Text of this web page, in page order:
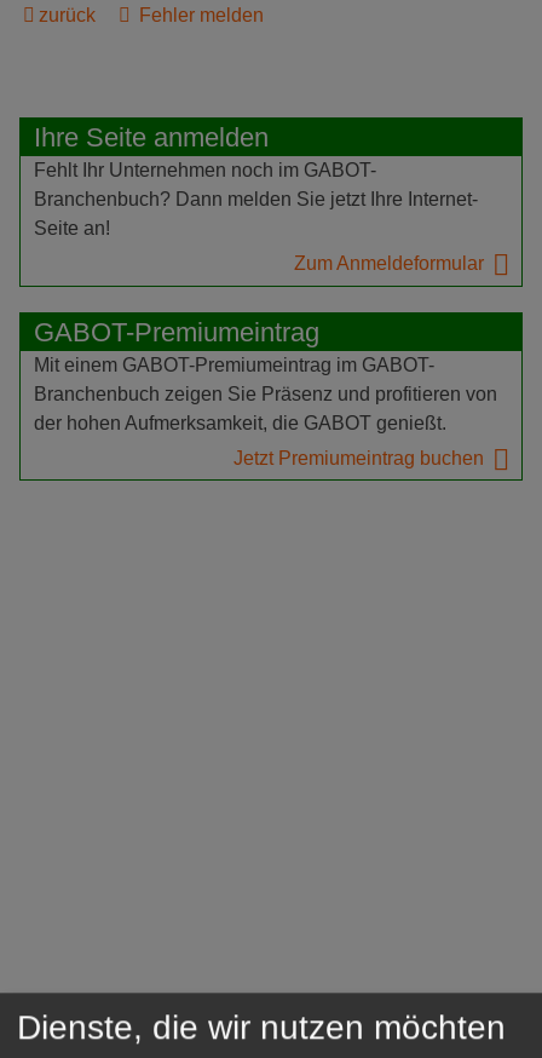
zurück Fehler melden
Ihre Seite anmelden
Fehlt Ihr Unternehmen noch im GABOT-
Branchenbuch? Dann melden Sie jetzt Ihre Internet-
Seite an!
Zum Anmeldeformular
GABOT-Premiumeintrag
Mit einem GABOT-Premiumeintrag im GABOT-
Branchenbuch zeigen Sie Präsenz und profitieren von
der hohen Aufmerksamkeit, die GABOT genießt.
Jetzt Premiumeintrag buchen
Dienste, die wir nutzen möchten